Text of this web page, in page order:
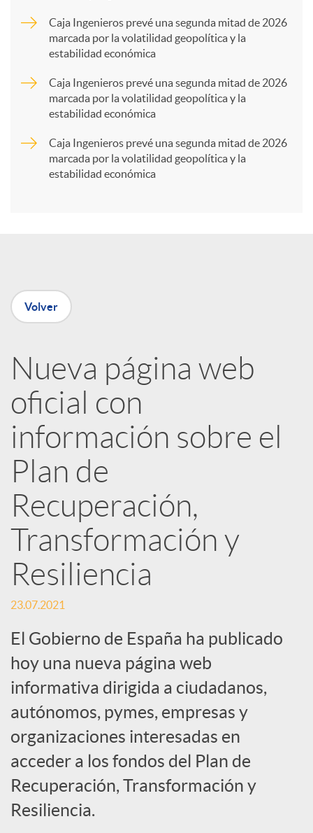
a
n
e
d
e
s
S
o
c
i
a
l
Caja Ingenieros prevé una segunda mitad de 2026
marcada por la volatilidad geopolítica y la
estabilidad económica
Caja Ingenieros prevé una segunda mitad de 2026
marcada por la volatilidad geopolítica y la
estabilidad económica
Caja Ingenieros prevé una segunda mitad de 2026
marcada por la volatilidad geopolítica y la
estabilidad económica
Volver
Nueva página web
oficial con
información sobre el
Plan de
Recuperación,
Transformación y
Resiliencia
23.07.2021
El Gobierno de España ha publicado
hoy una nueva página web
informativa dirigida a ciudadanos,
autónomos, pymes, empresas y
organizaciones interesadas en
acceder a los fondos del Plan de
Recuperación, Transformación y
Resiliencia.